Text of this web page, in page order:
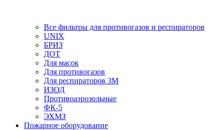
Все фильтры для противогазов и респираторов
UNIX
БРИЗ
ДОТ
Для масок
Для противогазов
Для респираторов 3М
ИЗОД
Противоаэрозольные
ФК-5
ЭХМЗ
Пожарное оборудование